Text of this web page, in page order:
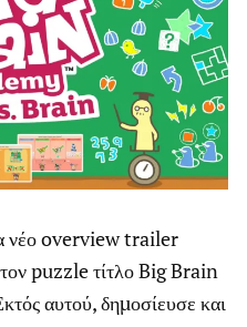
νέο overview trailer
τον puzzle τίτλο Big Brain
αυτού, δημοσίευσε και